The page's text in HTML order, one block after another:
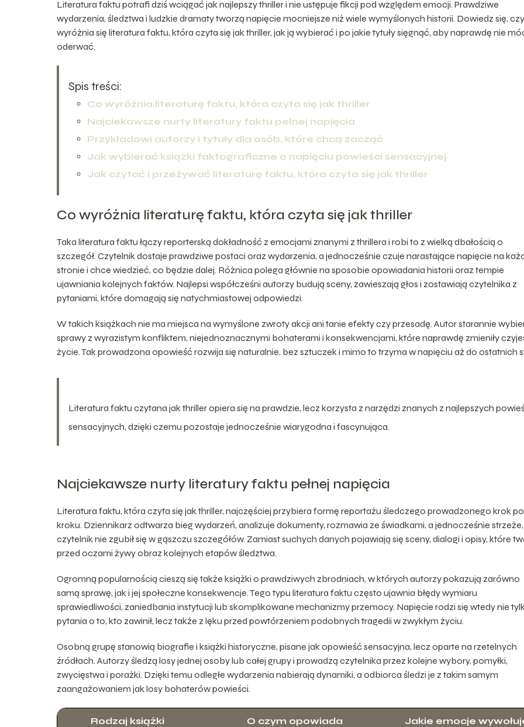
Literatura faktu potrafi dziś wciągać jak najlepszy thriller i nie ustępuje fikcji pod względem emocji. Prawdziwe
wydarzenia, śledztwa i ludzkie dramaty tworzą napięcie mocniejsze niż wiele wymyślonych historii. Dowiedz się,
wyróżnia się literatura faktu, która czyta się jak thriller, jak ją wybierać i po jakie tytuły sięgnąć, aby naprawdę nie
oderwać.
Spis treści:
Co wyróżnia literaturę faktu, która czyta się jak thriller
Najciekawsze nurty literatury faktu pełnej napięcia
Przykładowi autorzy i tytuły dla osób, które chcą zacząć
Jak wybierać książki faktograficzne o napięciu powieści sensacyjnej
Jak czytać i przeżywać literaturę faktu, która czyta się jak thriller
Co wyróżnia literaturę faktu, która czyta się jak thriller
Taka literatura faktu łączy reporterską dokładność z emocjami znanymi z thrillera i robi to z wielką dbałością o
szczegół. Czytelnik dostaje prawdziwe postaci oraz wydarzenia, a jednocześnie czuje narastające napięcie na
stronie i chce wiedzieć, co będzie dalej. Różnica polega głównie na sposobie opowiadania historii oraz tempie
ujawniania kolejnych faktów. Najlepsi współcześni autorzy budują sceny, zawieszają głos i zostawiają czytelnika z
pytaniami, które domagają się natychmiastowej odpowiedzi.
W takich książkach nie ma miejsca na wymyślone zwroty akcji ani tanie efekty czy przesadę. Autor starannie
sprawy z wyrazistym konfliktem, niejednoznacznymi bohaterami i konsekwencjami, które naprawdę zmieniły
życie. Tak prowadzona opowieść rozwija się naturalnie, bez sztuczek i mimo to trzyma w napięciu aż do ostatnich
Literatura faktu czytana jak thriller opiera się na prawdzie, lecz korzysta z narzędzi znanych z najlepszych
sensacyjnych, dzięki czemu pozostaje jednocześnie wiarygodna i fascynująca.
Najciekawsze nurty literatury faktu pełnej napięcia
Literatura faktu, która czyta się jak thriller, najczęściej przybiera formę reportażu śledczego prowadzonego krok po
kroku. Dziennikarz odtwarza bieg wydarzeń, analizuje dokumenty, rozmawia ze świadkami, a jednocześnie
czytelnik nie zgubił się w gąszczu szczegółów. Zamiast suchych danych pojawiają się sceny, dialogi i opisy, które
przed oczami żywy obraz kolejnych etapów śledztwa.
Ogromną popularnością cieszą się także książki o prawdziwych zbrodniach, w których autorzy pokazują zarówno
samą sprawę, jak i jej społeczne konsekwencje. Tego typu literatura faktu często ujawnia błędy wymiaru
sprawiedliwości, zaniedbania instytucji lub skomplikowane mechanizmy przemocy. Napięcie rodzi się wtedy nie
pytania o to, kto zawinił, lecz także z lęku przed powtórzeniem podobnych tragedii w zwykłym życiu.
Osobną grupę stanowią biografie i książki historyczne, pisane jak opowieść sensacyjna, lecz oparte na rzetelnych
źródłach. Autorzy śledzą losy jednej osoby lub całej grupy i prowadzą czytelnika przez kolejne wybory, pomyłki,
zwycięstwa i porażki. Dzięki temu odległe wydarzenia nabierają dynamiki, a odbiorca śledzi je z takim samym
zaangażowaniem jak losy bohaterów powieści.
Rodzaj książki O czym opowiada Jakie emocje